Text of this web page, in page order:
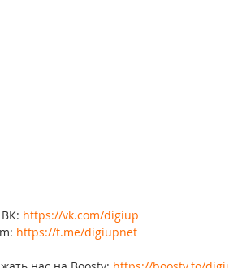
https://vk.com/digiup
https://t.me/digiupnet